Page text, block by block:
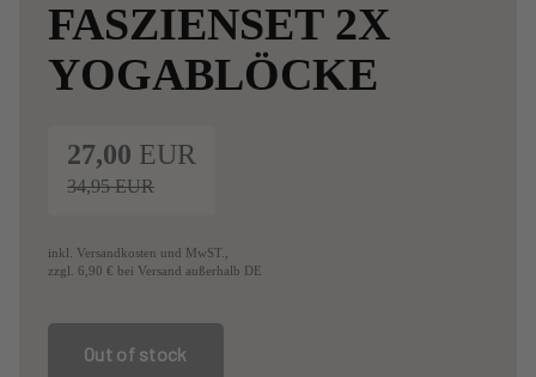
FASZIENSET 2X
YOGABLÖCKE
27,00 EUR
34,95EUR
inkl. Versandkosten und MwST.,
zzgl. 6,90 € bei Versand außerhalb DE